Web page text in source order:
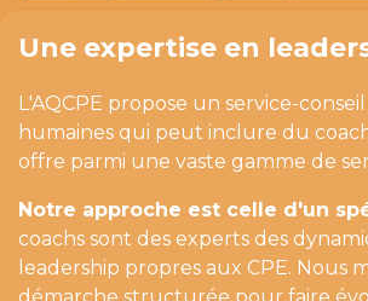
Une expertise en
L'AQCPE propose un service-
humaines qui peut inclure du
offre parmi une vaste gamme de
Notre approche est celle d'un
coachs sont des experts des
leadership propres aux CPE. Nous
démarche structurée pour faire